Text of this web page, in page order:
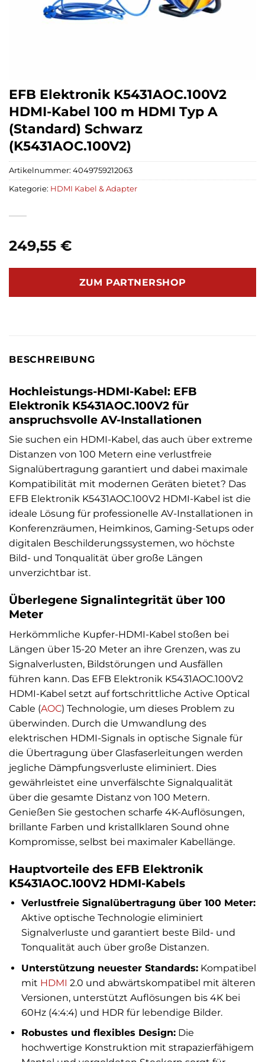
EFB Elektronik K5431AOC.100V2
HDMI-Kabel 100 m HDMI Typ A
(Standard) Schwarz
(K5431AOC.100V2)
249,55 €
ZUM PARTNERSHOP
Artikelnummer: 4049759212063
Kategorie: HDMI Kabel & Adapter
BESCHREIBUNG
Hochleistungs-HDMI-Kabel: EFB
Elektronik K5431AOC.100V2 für
anspruchsvolle AV-Installationen
Sie suchen ein HDMI-Kabel, das auch über extreme
Distanzen von 100 Metern eine verlustfreie
Signalübertragung garantiert und dabei maximale
Kompatibilität mit modernen Geräten bietet? Das
EFB Elektronik K5431AOC.100V2 HDMI-Kabel ist die
ideale Lösung für professionelle AV-Installationen in
Konferenzräumen, Heimkinos, Gaming-Setups oder
digitalen Beschilderungssystemen, wo höchste
Bild- und Tonqualität über große Längen
unverzichtbar ist.
Überlegene Signalintegrität über 100
Meter
Herkömmliche Kupfer-HDMI-Kabel stoßen bei
Längen über 15-20 Meter an ihre Grenzen, was zu
Signalverlusten, Bildstörungen und Ausfällen
führen kann. Das EFB Elektronik K5431AOC.100V2
HDMI-Kabel setzt auf fortschrittliche Active Optical
Cable (AOC) Technologie, um dieses Problem zu
überwinden. Durch die Umwandlung des
elektrischen HDMI-Signals in optische Signale für
die Übertragung über Glasfaserleitungen werden
jegliche Dämpfungsverluste eliminiert. Dies
gewährleistet eine unverfälschte Signalqualität
über die gesamte Distanz von 100 Metern.
Genießen Sie gestochen scharfe 4K-Auflösungen,
brillante Farben und kristallklaren Sound ohne
Kompromisse, selbst bei maximaler Kabellänge.
Hauptvorteile des EFB Elektronik
K5431AOC.100V2 HDMI-Kabels
Verlustfreie Signalübertragung über 100 Meter:
Aktive optische Technologie eliminiert
Signalverluste und garantiert beste Bild- und
Tonqualität auch über große Distanzen.
Unterstützung neuester Standards:Kompatibel
mit HDMI 2.0 und abwärtskompatibel mit älteren
Versionen, unterstützt Auflösungen bis 4K bei
60Hz (4:4:4) und HDR für lebendige Bilder.
Robustes und flexibles Design:Die
hochwertige Konstruktion mit strapazierfähigem